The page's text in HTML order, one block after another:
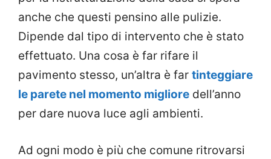
anche che questi pensino alle pulizie.
Dipende dal tipo di intervento che è stato
effettuato. Una cosa è far rifare il
pavimento stesso, un’altra è far tinteggiare
le parete nel momento migliore dell’anno
per dare nuova luce agli ambienti.
Ad ogni modo è più che comune ritrovarsi